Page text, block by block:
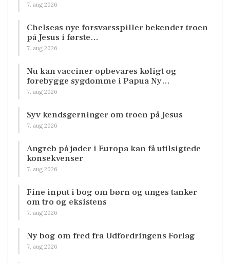
7. aug 2026
Chelseas nye forsvarsspiller bekender troen
på Jesus i første…
7. aug 2026
Nu kan vacciner opbevares køligt og
forebygge sygdomme i Papua Ny…
7. aug 2026
Syv kendsgerninger om troen på Jesus
7. aug 2026
Angreb på jøder i Europa kan få utilsigtede
konsekvenser
7. aug 2026
Fine input i bog om børn og unges tanker
om tro og eksistens
7. aug 2026
Ny bog om fred fra Udfordringens Forlag
7. aug 2026